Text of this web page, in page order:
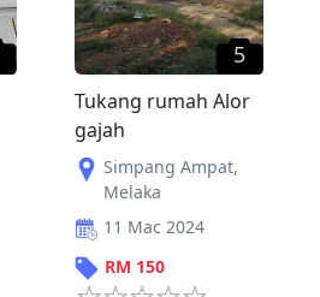
5
Tukang rumah Alor
gajah
Simpang Ampat,
Melaka
11 Mac 2024
RM 150